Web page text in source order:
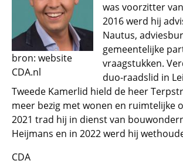
bron: website
CDA.nl
was voorzitter
2016 werd hij
Nautus,
gemeentelijke
vraagstukken.
duo-raadslid in
Tweede Kamerlid hield de heer
meer bezig met wonen en ruimtelijke
2021 trad hij in dienst van
Heijmans en in 2022 werd hij
CDA